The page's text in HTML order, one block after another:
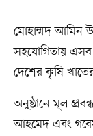
মোহাম্মদ আমিন
সহযোগিতায় এসব
দেশের কৃষি
অনুষ্ঠানে মূল
আহমেদ এবং